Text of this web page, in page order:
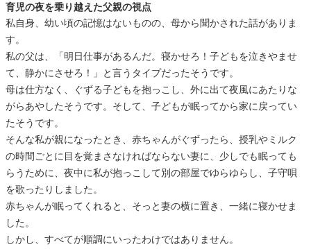
育児の夜を乗り越えた父親の視点
私自身、幼い頃の記憶はないものの、母から聞かされた話がありま
す。
私の父は、「明日仕事があるんだ。寝かせろ！子どもを泣きやませ
て、静かにさせろ！」と言うタイプだったそうです。
母は仕方なく、ぐずる子どもを抱っこし、外に出て夜風にあたりな
がらあやしたそうです。そして、子どもが眠ってから家に戻ってい
たそうです。
そんな私が親になったとき、赤ちゃんがぐずったら、授乳やミルク
の時間ごとに目を覚まさなければならない妻に、少しでも眠っても
らうために、夜中に私が抱っこして別の部屋でゆらゆらし、子守唄
を歌ったりしました。
赤ちゃんが眠ってくれると、そっと妻の横に置き、一緒に寝かせま
した。
しかし、すべてが順調にいったわけではありません。